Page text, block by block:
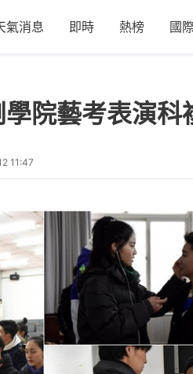
氣消息 即時 熱榜 國
學院藝考表演
11:47